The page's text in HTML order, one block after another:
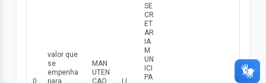
0
valor que
se
empenha
para
MAN
UTEN
CAO
LI
SE
CR
ET
AR
IA
M
UN
ICI
PA